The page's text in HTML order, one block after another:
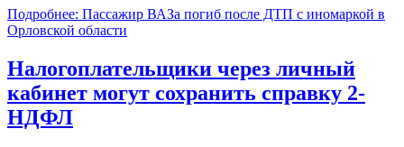
Подробнее: Пассажир ВАЗа погиб после ДТП с иномаркой в
Орловской области
Налогоплательщики через личный
кабинет могут сохранить справку 2-
НДФЛ